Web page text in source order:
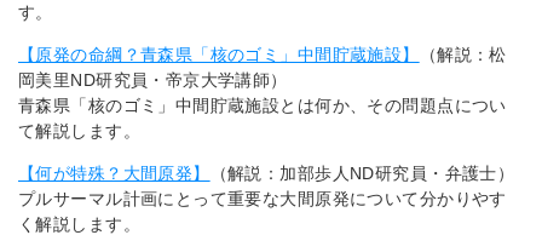
す。
【原発の命綱？青森県「核のゴミ」中間貯蔵施設】
（解説：松
岡美里ND研究員・帝京大学講師）
青森県「核のゴミ」中間貯蔵施設とは何か、その問題点につい
て解説します。
【何が特殊？大間原発】
（解説：加部歩人ND研究員・弁護士）
プルサーマル計画にとって重要な大間原発について分かりやす
く解説します。